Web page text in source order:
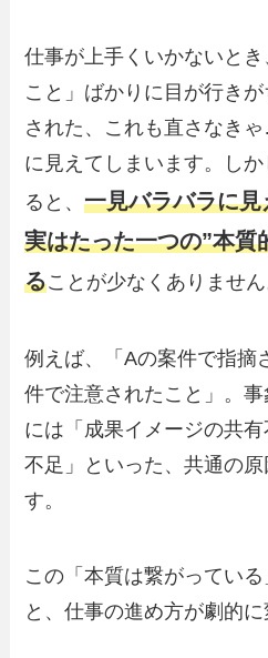
仕事が上手くいかないと
こと」ばかりに目が行き
された、これも直さなき
に見えてしまいます。し
ると、一見バラバラに
実はたった一つの”本質
ることが少なくありません
例えば、「Aの案件で指摘
件で注意されたこと」。
には「成果イメージの共
不足」といった、共通の
す。
この「本質は繋がってい
と、仕事の進め方が劇的に